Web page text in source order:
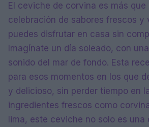
El ceviche de corvina es más que
celebración de sabores frescos y
puedes disfrutar en casa sin
Imagínate un día soleado, con
sonido del mar de fondo. Esta
para esos momentos en los que
y delicioso, sin perder tiempo en
ingredientes frescos como
lima, este ceviche no solo es una